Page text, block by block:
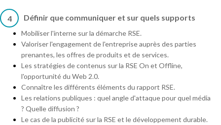
4 Définir que communiquer et sur quels supports
Mobiliser l'interne sur la démarche RSE.
Valoriser l'engagement de l'entreprise auprès des parties
prenantes, les offres de produits et de services.
Les stratégies de contenus sur la RSE On et Offline,
l'opportunité du Web 2.0.
Connaître les différents éléments du rapport RSE.
Les relations publiques : quel angle d'attaque pour quel média
? Quelle diffusion ?
Le cas de la publicité sur la RSE et le développement durable.